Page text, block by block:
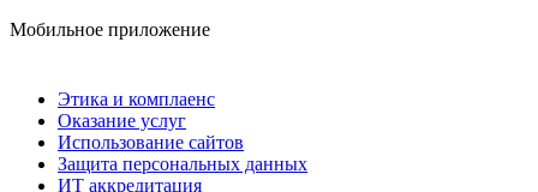
Мобильное приложение
Этика и комплаенс
Оказание услуг
Использование сайтов
Защита персональных данных
ИТ аккредитация